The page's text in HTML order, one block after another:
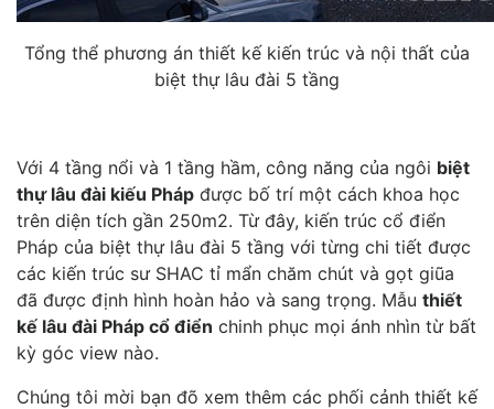
Tổng thể phương án thiết kế kiến trúc và nội thất của
biệt thự lâu đài 5 tầng
Với 4 tầng nổi và 1 tầng hầm, công năng của ngôi biệt
thự lâu đài kiếu Pháp được bố trí một cách khoa học
trên diện tích gần 250m2. Từ đây, kiến trúc cổ điển
Pháp của biệt thự lâu đài 5 tầng với từng chi tiết được
các kiến trúc sư SHAC tỉ mẩn chăm chút và gọt giũa
đã được định hình hoàn hảo và sang trọng. Mẫu thiết
kế lâu đài Pháp cổ điển chinh phục mọi ánh nhìn từ bất
kỳ góc view nào.
Chúng tôi mời bạn đõ xem thêm các phối cảnh thiết kế